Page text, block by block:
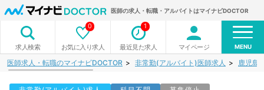
医師の求人・転職・アルバイトはマイナビDOCTOR
求人検索 お気に入り求人
0
最近見た求人
1
マイページ MENU
医師求人・転職のマイナビDOCTOR 非常勤(アルバイト)医師求人 鹿児島